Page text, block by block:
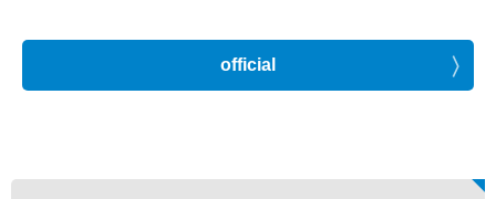
official